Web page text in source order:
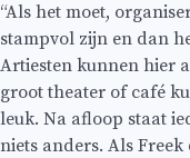
“Als het moet,
stampvol zijn en dan
Artiesten kunnen hier
groot theater of café
leuk. Na afloop staat
niets anders. Als